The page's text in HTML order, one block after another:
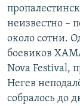
неизвестно –
около сотни.
боевиков
Nova Festival,
Негев
собралось до